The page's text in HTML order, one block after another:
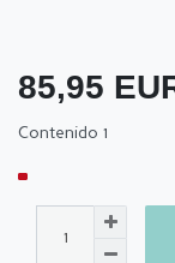
85,95
Contenido 1